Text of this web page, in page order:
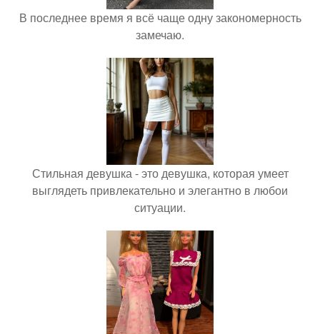
В последнее время я всё чаще одну закономерность
замечаю.
Стильная девушка - это девушка, которая умеет
выглядеть привлекательно и элегантно в любои
ситуации.